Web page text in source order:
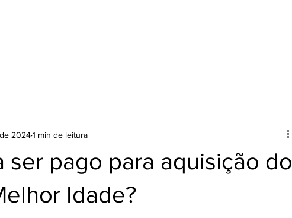
ser pago para aquisição do
Idade?
20241 min de leitura